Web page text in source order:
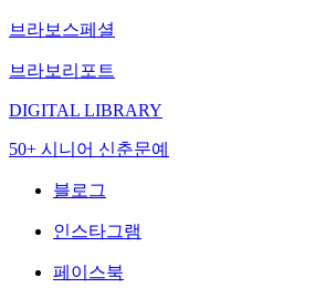
브라보스페셜
브라보리포트
DIGITAL LIBRARY
50+ 시니어 신춘문예
블로그
인스타그램
페이스북